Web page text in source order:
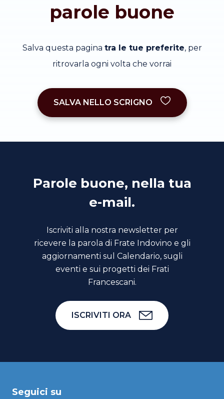
parole buone
Salva questa pagina tra le tue preferite, per
ritrovarla ogni volta che vorrai
SALVA NELLO SCRIGNO
Parole buone, nella tua
e-mail.
Iscriviti alla nostra newsletter per
ricevere la parola di Frate Indovino e gli
aggiornamenti sul Calendario, sugli
eventi e sui progetti dei Frati
Francescani.
ISCRIVITI ORA
Seguici su